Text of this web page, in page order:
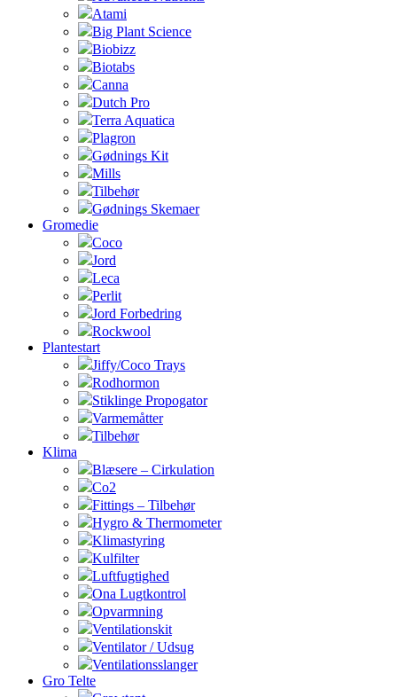
Atami
Big Plant Science
Biobizz
Biotabs
Canna
Dutch Pro
Terra Aquatica
Plagron
Gødnings Kit
Mills
Tilbehør
Gødnings Skemaer
Gromedie
Coco
Jord
Leca
Perlit
Jord Forbedring
Rockwool
Plantestart
Jiffy/Coco Trays
Rodhormon
Stiklinge Propogator
Varmemåtter
Tilbehør
Klima
Blæsere – Cirkulation
Co2
Fittings – Tilbehør
Hygro & Thermometer
Klimastyring
Kulfilter
Luftfugtighed
Ona Lugtkontrol
Opvarmning
Ventilationskit
Ventilator / Udsug
Ventilationsslanger
Gro Telte